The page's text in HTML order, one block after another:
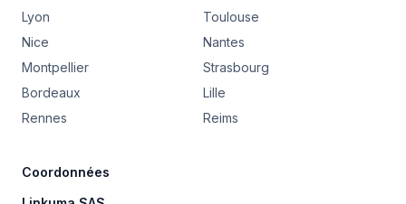
Lyon
Toulouse
Nice
Nantes
Montpellier
Strasbourg
Bordeaux
Lille
Rennes
Reims
Coordonnées